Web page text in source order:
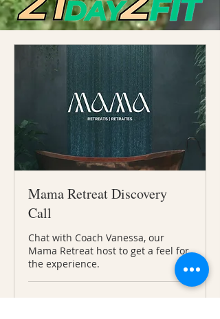
Mama Retreat Discovery
Call
Chat with Coach Vanessa, our
Mama Retreat host to get a feel for
the experience.